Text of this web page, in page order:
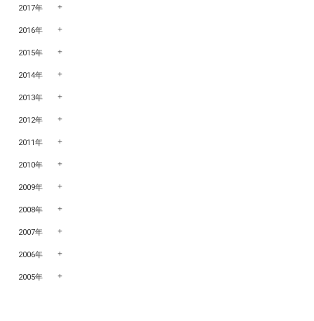
2017年
2016年
2015年
2014年
2013年
2012年
2011年
2010年
2009年
2008年
2007年
2006年
2005年